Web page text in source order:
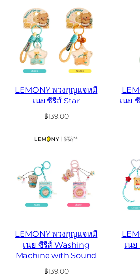
LEMONY พวงกุญแจหมี
เนย ซีรีส์ Star
฿139.00
เนย
LEMONY พวงกุญแจหมี
เนย ซีรีส์ Washing
Machine with Sound
฿139.00
เน